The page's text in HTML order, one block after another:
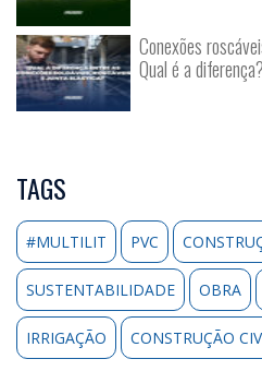
Conexões
Qual é a diferença?
TAGS
#MULTILIT PVC
SUSTENTABILIDADE OBRA
IRRIGAÇÃO CONSTRUÇÃO